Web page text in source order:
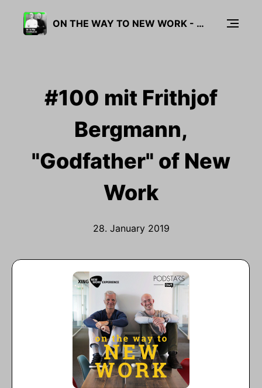
ON THE WAY TO NEW WORK - DER PODCAST ÜBER NEUE ARBEIT
#100 mit Frithjof
Bergmann,
"Godfather" of New
Work
28. January 2019